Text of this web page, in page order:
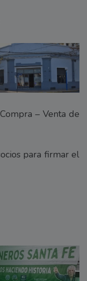
de
firmar el